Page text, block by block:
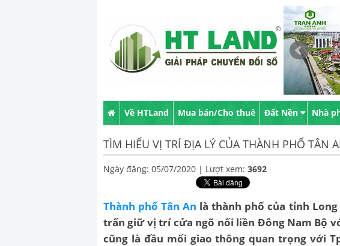
Về HTLand Mua bán/Cho thuê Đất Nền Nhà
TÌM HIỂU VỊ TRÍ ĐỊA LÝ CỦA THÀNH PHỐ TÂN
Ngày đăng: 05/07/2020 | Lượt xem: 3692
Thành phố Tân An là thành phố của tỉnh
trấn giữ vị trí cửa ngõ nối liền Đông Nam Bộ
cũng là đầu mối giao thông quan trọng với